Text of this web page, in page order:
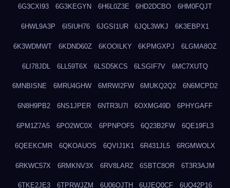
6G3CXI93 6G3KEGYN 6H6L0Z3E 6HD2DCBO 6HM0FQJT
6HWL9A3P 6I5IUH76 6JGSI1UR 6JQL3WKJ 6K3EBPX1
6K3WDMWT 6KDND60Z 6KOOILKY 6KPMGXPJ 6LGMA8OZ
6LI78JDL 6LL59T6X 6LSD5KCS 6LSGIF7V 6MC7XUTQ
6MNBISNE 6MRU4GHW 6MRWI2FW 6MUKQ2Q2 6N6MCPD2
6N8H9PB2 6NS1JPER 6NTR3U7I 6OXMG49D 6PHYGAFF
6PM1Z7A5 6PO2WC0X 6PPNPOF5 6Q23B2FW 6QE19FL3
6QEEKCMR 6QKOAUOS 6QVIJ1K1 6R431JL5 6RGMWOLX
6RKWC57X 6RMKNV3X 6RV8LARZ 6SBTC8OR 6T3R3AJM
6TKE2JE3 6TPRWJZM 6U06OJTH 6UJEQ0CF 6UQ42P16